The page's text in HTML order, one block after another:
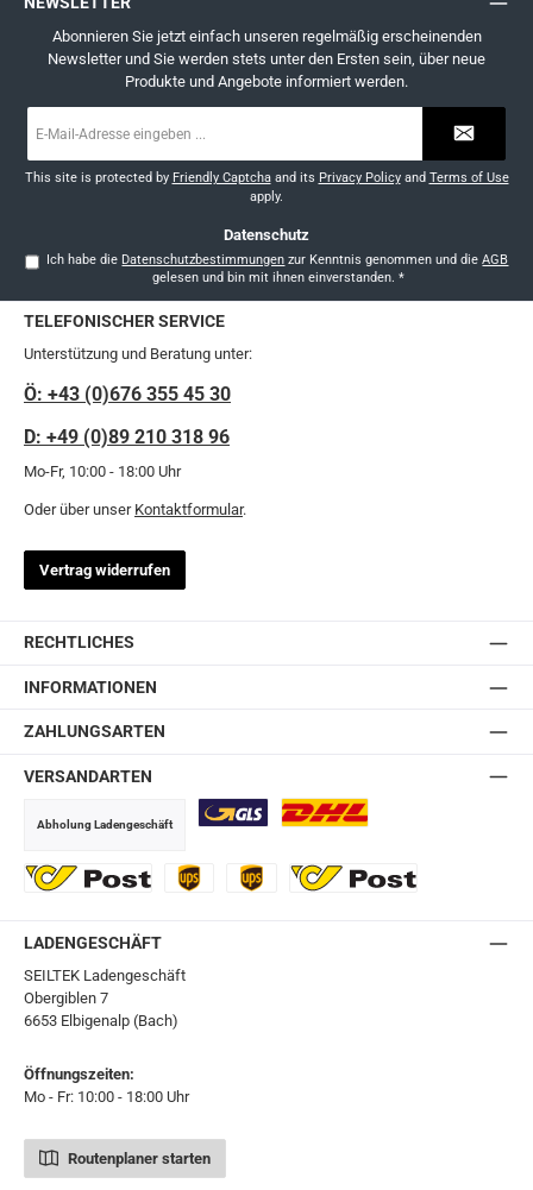
Abonnieren Sie jetzt einfach unseren regelmäßig erscheinenden
Newsletter und Sie werden stets unter den Ersten sein, über neue
Produkte und Angebote informiert werden.
Mail-
*
This site is protected by Friendly Captchaand its Privacy Policyand Terms of Use
apply.
Datenschutz
Ich habe die Datenschutzbestimmungen zur Kenntnis genommen und dieAGB
gelesen und bin mit ihnen einverstanden. *
TELEFONISCHER SERVICE
Unterstützung und Beratung unter:
Ö: +43 (0)676 355 45 30
D: +49 (0)89 210 318 96
Mo-Fr, 10:00 - 18:00 Uhr
Oder über unser Kontaktformular.
Vertrag widerrufen
RECHTLICHES
INFORMATIONEN
ZAHLUNGSARTEN
VERSANDARTEN
Abholung Ladengeschäft
LADENGESCHÄFT
SEILTEK Ladengeschäft
Obergiblen 7
6653 Elbigenalp (Bach)
Öffnungszeiten:
Mo - Fr: 10:00 - 18:00 Uhr
Routenplaner starten